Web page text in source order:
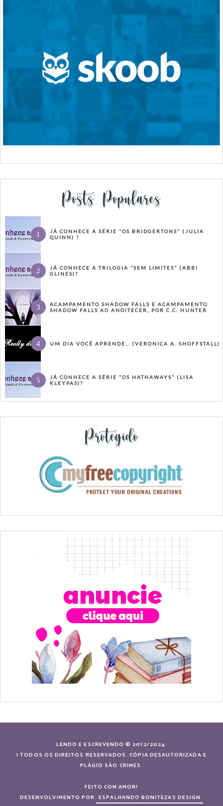
Posts Populares
JÁ CONHECE A SÉRIE “OS BRIDGERTONS” (JULIA
QUINN) ?
JÁ CONHECE A TRILOGIA “SEM LIMITES” (ABBI
GLINES)?
ACAMPAMENTO SHADOW FALLS E ACAMPAMENTO
SHADOW FALLS AO ANOITECER, POR C.C. HUNTER
UM DIA VOCÊ APRENDE… (VERONICA A. SHOFFSTALL)
JÁ CONHECE A SÉRIE “OS HATHAWAYS” (LISA
KLEYPAS)?
Protegido
LENDO E ESCREVENDO © 2012/2024.
| TODOS OS DIREITOS RESERVADOS. CÓPIA DESAUTORIZADA E
PLÁGIO SÃO CRIMES.
FEITO COM AMOR!
DESENVOLVIMENTO POR ESPALHANDO BONITEZAS DESIGN